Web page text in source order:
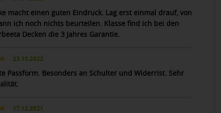
macht einen guten Eindruck. Lag erst einmal drauf, von
ich noch nichts beurteilen. Klasse find ich bei den
Decken die 3 Jahres Garantie.
23.10.2022
Passform. Besonders an Schulter und Widerrist. Sehr
17.12.2021